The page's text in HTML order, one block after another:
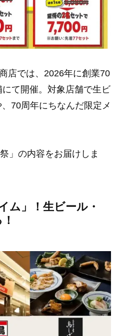
店では、2026年に創業70
て開催。対象店舗で生ビ
70周年にちなんだ限定メ
」の内容をお届けしま
ム」！生ビール・